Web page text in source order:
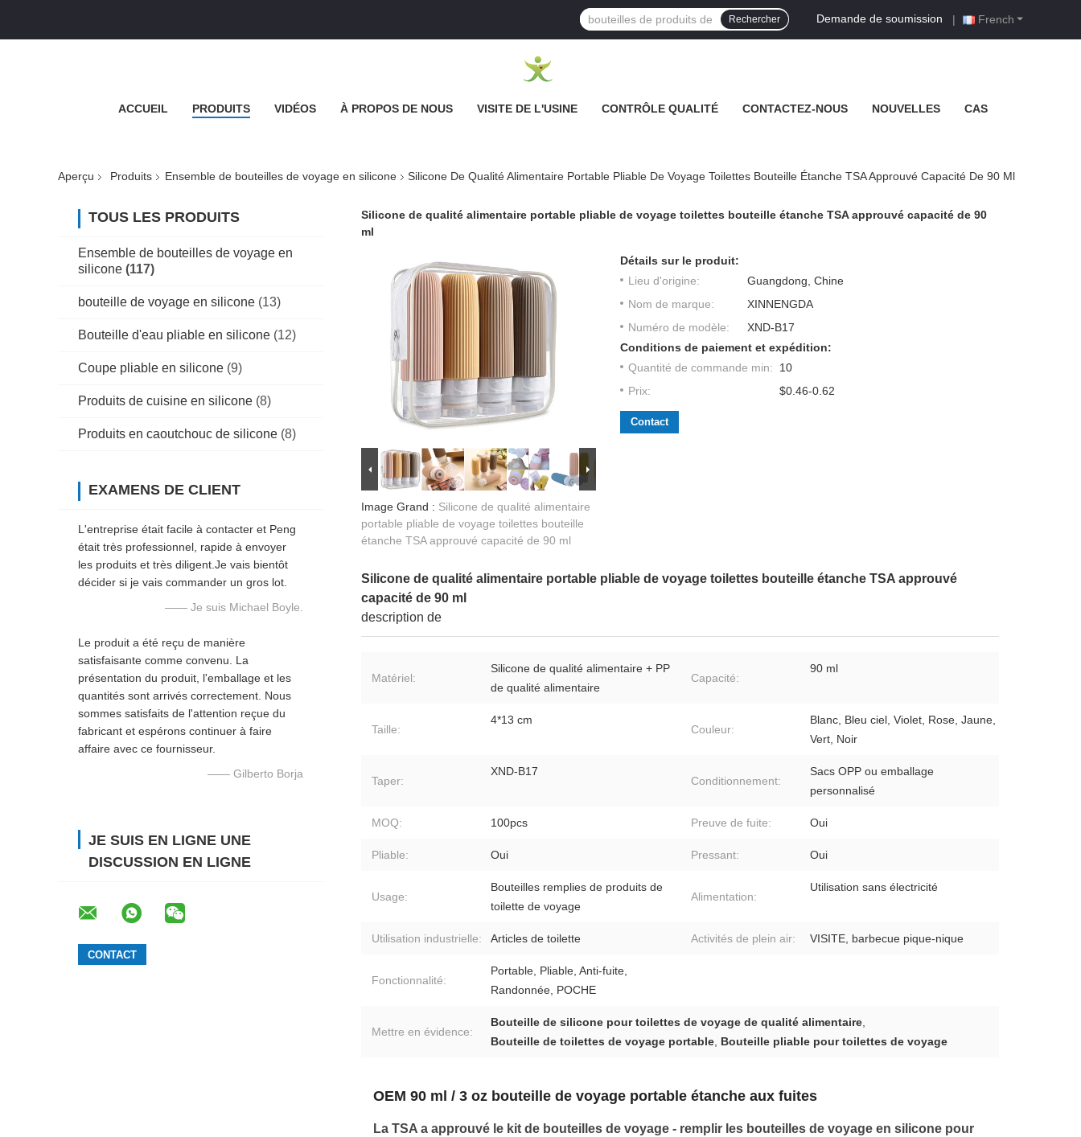
French
Demande de soumission |
Rechercher
ACCUEIL PRODUITS VIDÉOS À PROPOS DE NOUS VISITE DE L'USINE CONTRÔLE QUALITÉ CONTACTEZ-NOUS NOUVELLES CAS
Aperçu Produits Ensemble de bouteilles de voyage en silicone Silicone De Qualité Alimentaire Portable Pliable De Voyage Toilettes Bouteille Étanche TSA Approuvé Capacité De 90 Ml
TOUS LES PRODUITS
Ensemble de bouteilles de voyage en
silicone (117)
bouteille de voyage en silicone (13)
Bouteille d'eau pliable en silicone (12)
Coupe pliable en silicone (9)
Produits de cuisine en silicone (8)
Produits en caoutchouc de silicone (8)
EXAMENS DE CLIENT
L'entreprise était facile à contacter et Peng
était très professionnel, rapide à envoyer
les produits et très diligent.Je vais bientôt
décider si je vais commander un gros lot.
—— Je suis Michael Boyle.
Le produit a été reçu de manière
satisfaisante comme convenu. La
présentation du produit, l'emballage et les
quantités sont arrivés correctement. Nous
sommes satisfaits de l'attention reçue du
fabricant et espérons continuer à faire
affaire avec ce fournisseur.
—— Gilberto Borja
JE SUIS EN LIGNE UNE
DISCUSSION EN LIGNE
Silicone de qualité alimentaire portable pliable de voyage toilettes bouteille étanche TSA approuvé capacité de 90
ml
Image Grand : Silicone de qualité alimentaire
portable pliable de voyage toilettes bouteille
étanche TSA approuvé capacité de 90 ml
Détails sur le produit:
Lieu d'origine:
Guangdong, Chine
Nom de marque:
XINNENGDA
Numéro de modèle:
XND-B17
Conditions de paiement et expédition:
Quantité de commande min:
10
Prix:
$0.46-0.62
Contact
Silicone de qualité alimentaire portable pliable de voyage toilettes bouteille étanche TSA approuvé
capacité de 90 ml
description de
Matériel:
Silicone de qualité alimentaire + PP
de qualité alimentaire
Capacité:
90 ml
Taille:
4*13 cm
Couleur:
Blanc, Bleu ciel, Violet, Rose, Jaune,
Vert, Noir
Taper:
XND-B17
Conditionnement:
Sacs OPP ou emballage
personnalisé
MOQ: 100pcs Preuve de fuite: Oui
Pliable: Oui Pressant: Oui
Usage:
Bouteilles remplies de produits de
toilette de voyage
Alimentation:
Utilisation sans électricité
Utilisation industrielle: Articles de toilette Activités de plein air: VISITE, barbecue pique-nique
Fonctionnalité:
Portable, Pliable, Anti-fuite,
Randonnée, POCHE
Mettre en évidence:
Bouteille de silicone pour toilettes de voyage de qualité alimentaire,
Bouteille de toilettes de voyage portable, Bouteille pliable pour toilettes de voyage
OEM 90 ml / 3 oz bouteille de voyage portable étanche aux fuites
La TSA a approuvé le kit de bouteilles de voyage - remplir les bouteilles de voyage en silicone pour